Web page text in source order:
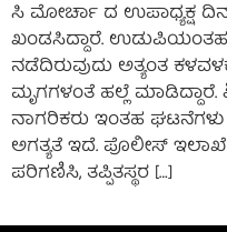
ಸಿ ಮೋರ್ಚಾ ದ ಉಪಾಧ್ಯಕ್ಷ
ಖಂಡಸಿದ್ದಾರೆ.
ನಡೆದಿರುವುದು ಅತ್ಯಂತ
ಮೃಗಗಳಂತೆ ಹಲ್ಲೆ ಮಾಡಿದ್ದಾರೆ.
ನಾಗರಿಕರು ಇಂತಹ
ಅಗತ್ಯತೆ ಇದೆ. ಪೊಲೀಸ್
ಪರಿಗಣಿಸಿ, ತಪ್ಪಿತಸ್ಥರ […]